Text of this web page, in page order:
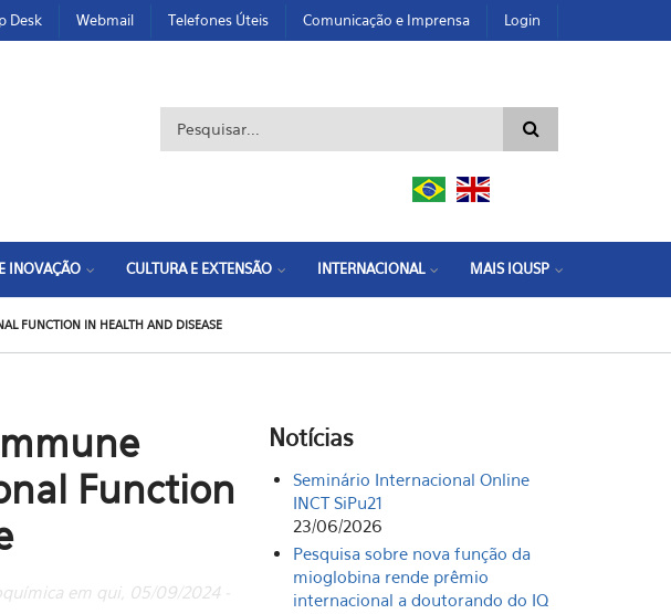
Desk Webmail Telefones Úteis Comunicação e Imprensa Login
Formulário de busca
INOVAÇÃO CULTURA E EXTENSÃO INTERNACIONAL MAIS IQUSP
FUNCTION IN HEALTH AND DISEASE
Function
em qui, 05/09/2024 -
Notícias
Seminário Internacional Online
INCT SiPu21
23/06/2026
Pesquisa sobre nova função da
mioglobina rende prêmio
internacional a doutorando do IQ